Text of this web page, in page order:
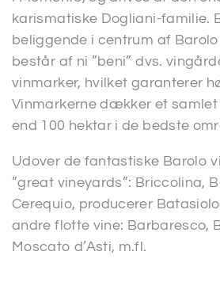
karismatiske Dogliani-familie.
beliggende i centrum af
består af ni ”beni” dvs.
vinmarker, hvilket garanterer
Vinmarkerne dækker et
end 100 hektar i de bedste
Udover de fantastiske Barolo
”great vineyards”: Briccolina,
Cerequio, producerer
andre flotte vine: Barbaresco,
Moscato d’Asti, m.fl.